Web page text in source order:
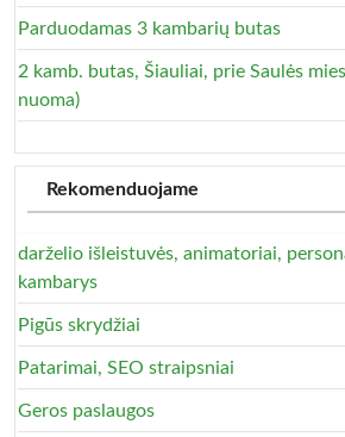
Parduodamas 3 kambarių butas
2 kamb. butas, Šiauliai, prie Saulės
nuoma)
Rekomenduojame
darželio išleistuvės, animatoriai,
kambarys
Pigūs skrydžiai
Patarimai, SEO straipsniai
Geros paslaugos